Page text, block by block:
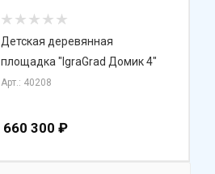
Детская деревянная
площадка "IgraGrad Домик 4"
Арт.: 40208
660 300 ₽